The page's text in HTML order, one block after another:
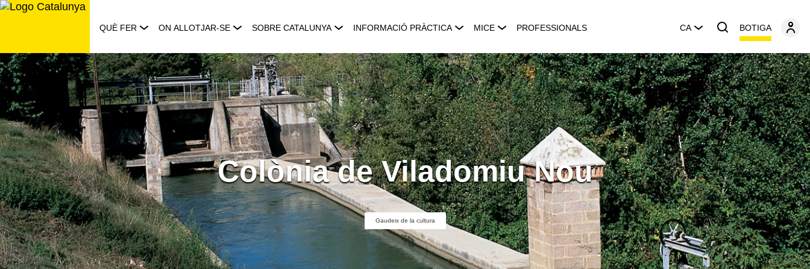
Saltar
QUÈ FER ON ALLOTJAR-SE SOBRE CATALUNYA INFORMACIÓ PRÀCTICA MICE PROFESSIONALS CA BOTIGA
Colònia de Viladomiu Nou
Gaudeix de la cultura